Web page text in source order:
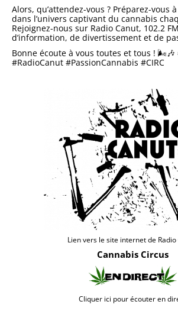
Alors, qu’attendez-vous ? Préparez-vous
dans l’univers captivant du cannabis
Rejoignez-nous sur Radio Canut, 102.2
d’information, de divertissement et de
Bonne écoute à vous toutes et tous ! 🌬️🎶
#RadioCanut #PassionCannabis #CIRC
Lien vers le site internet de
Cannabis Circus
Cliquer ici pour écouter en